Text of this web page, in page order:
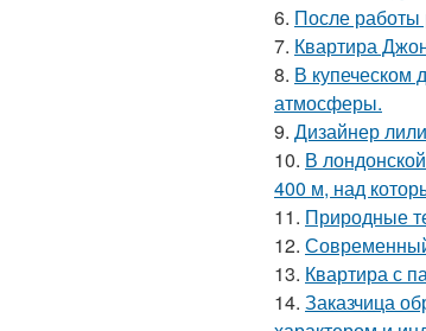
6. После работы
7. Квартира
8. В купеческом
атмосферы.
9. Дизайнер
10. В
400 м, над
11. Природные
12.
13. Квартира с
14. Заказчица